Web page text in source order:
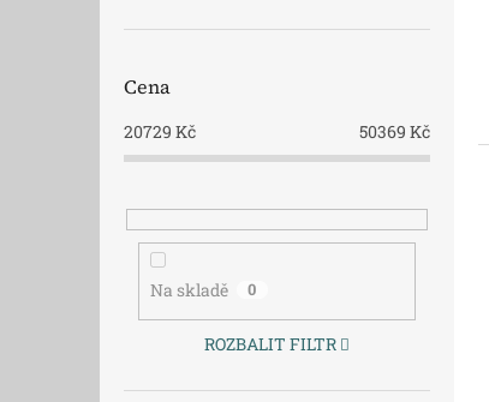
Cena
20729 Kč 50369 Kč
Na skladě 0
ROZBALIT FILTR